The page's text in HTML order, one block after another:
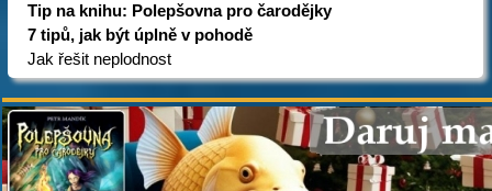
Tip na knihu: Polepšovna pro čarodějky
7 tipů, jak být úplně v pohodě
Jak řešit neplodnost